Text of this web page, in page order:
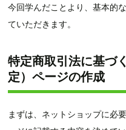
今回学んだことより、基本的
ていただきます。
特定商取引法に基づ
定）ページの作成
まずは、ネットショップに必